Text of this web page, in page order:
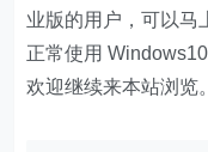
业版的用户，可以马
正常使用
欢迎继续来本站浏览。